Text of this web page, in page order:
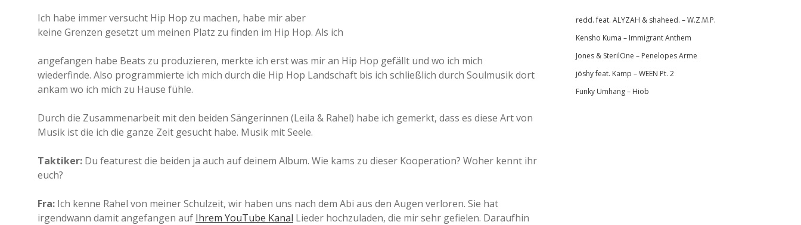
Ich habe immer versucht Hip Hop zu machen, habe mir aber
keine Grenzen gesetzt um meinen Platz zu finden im Hip Hop. Als ich
angefangen habe Beats zu produzieren, merkte ich erst was mir an Hip Hop gefällt und wo ich mich
wiederfinde. Also programmierte ich mich durch die Hip Hop Landschaft bis ich schließlich durch Soulmusik dort
ankam wo ich mich zu Hause fühle.
Durch die Zusammenarbeit mit den beiden Sängerinnen (Leila & Rahel) habe ich gemerkt, dass es diese Art von
Musik ist die ich die ganze Zeit gesucht habe. Musik mit Seele.
Taktiker: Du featurest die beiden ja auch auf deinem Album. Wie kams zu dieser Kooperation? Woher kennt ihr
euch?
Fra: Ich kenne Rahel von meiner Schulzeit, wir haben uns nach dem Abi aus den Augen verloren. Sie hat
irgendwann damit angefangen auf Ihrem YouTube Kanal Lieder hochzuladen, die mir sehr gefielen. Daraufhin
redd. feat. ALYZAH & shaheed. – W.Z.M.P.
Kensho Kuma – Immigrant Anthem
Jones & SterilOne – Penelopes Arme
jōshy feat. Kamp – WEEN Pt. 2
Funky Umhang – Hiob